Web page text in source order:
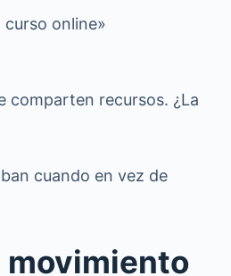
online»
comparten recursos. ¿La
cuando en vez de
movimiento